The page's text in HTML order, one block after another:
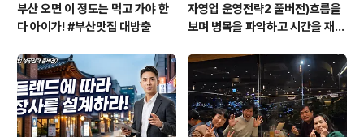
부산 오면 이 정도는 먹고 가야 한
다 아이가! #부산맛집 대방출
자영업 운영전략2 풀버전)흐름을
보며 병목을 파악하고 시간을 재설